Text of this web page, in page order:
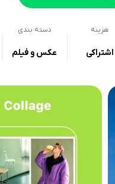
هزینه
اشتراکی
دسته بندی
عکس و فیلم